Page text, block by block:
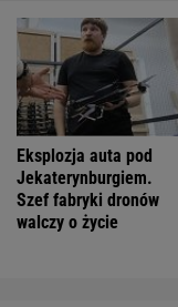
Eksplozja auta pod
Jekaterynburgiem.
Szef fabryki dronów
walczy o życie